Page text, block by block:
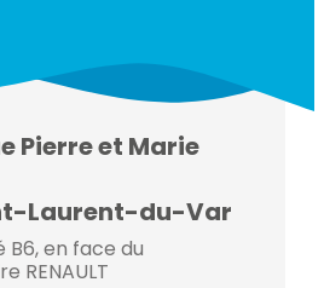
Centre
Pierre et Marie
Laurent-du-Var
B6, en face du
RENAULT